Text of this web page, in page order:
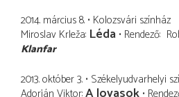
2014. március 8. Kolozsvári színház
Miroslav Krleža Léda Rendező
Klanfar
2013. október 3. Székelyudvarhelyi